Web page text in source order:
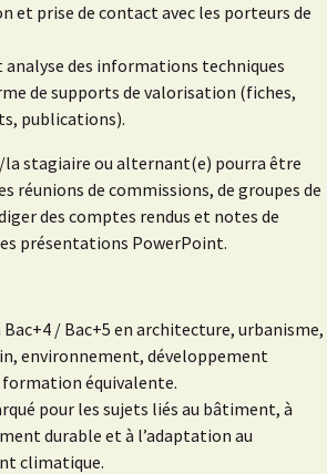
et prise de contact avec les porteurs de
des informations techniques
de supports de valorisation (fiches,
publications).
stagiaire ou alternant(e) pourra être
réunions de commissions, de groupes de
des comptes rendus et notes de
présentations PowerPoint.
/ Bac+5 en architecture, urbanisme,
environnement, développement
formation équivalente.
pour les sujets liés au bâtiment, à
durable et à l’adaptation au
climatique.